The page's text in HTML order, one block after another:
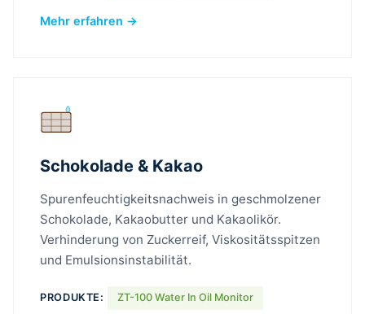
Mehr erfahren →
Schokolade & Kakao
Spurenfeuchtigkeitsnachweis in geschmolzener
Schokolade, Kakaobutter und Kakaolikör.
Verhinderung von Zuckerreif, Viskositätsspitzen
und Emulsionsinstabilität.
PRODUKTE: ZT-100 Water In Oil Monitor